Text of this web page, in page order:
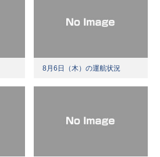
8月6日（木）の運航状況